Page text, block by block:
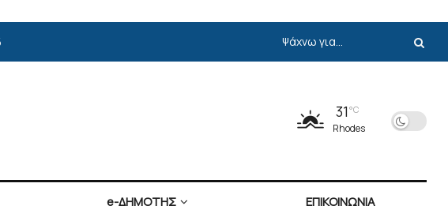
31°C
Rhodes
e-ΔΗΜΟΤΗΣ ΕΠΙΚΟΙΝΩΝΙΑ